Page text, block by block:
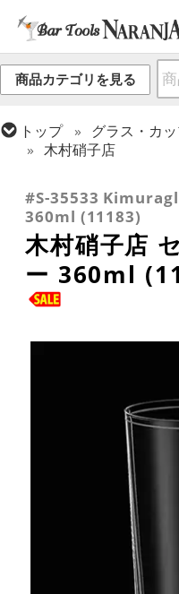
商品カテゴリを見る
トップ グラス・カ
木村硝子店
タンブラー
#S-35533
360ml (11183)
木村硝子店
ー 360ml